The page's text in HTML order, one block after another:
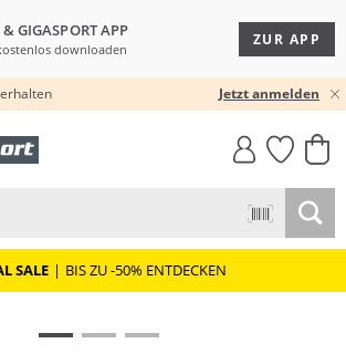
GIGASPORT APP
downloaden
ZUR APP
30 TAGE RÜCKGABERECHT Jetzt anmelden
MUST-HAVE
SALE | BIS ZU -50% ENTDECKEN